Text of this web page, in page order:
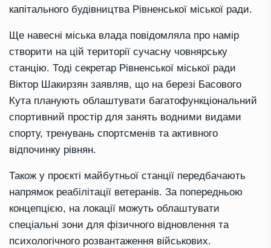
капітального будівництва Рівненської міської ради.
Ще навесні міська влада повідомляла про намір
створити на цій території сучасну човнярську
станцію. Тоді секретар Рівненської міської ради
Віктор Шакирзян заявляв, що на березі Басового
Кута планують облаштувати багатофункціональний
спортивний простір для занять водними видами
спорту, тренувань спортсменів та активного
відпочинку рівнян.
Також у проєкті майбутньої станції передбачають
напрямок реабілітації ветеранів. За попередньою
концепцією, на локації можуть облаштувати
спеціальні зони для фізичного відновлення та
психологічного розвантаження військових.